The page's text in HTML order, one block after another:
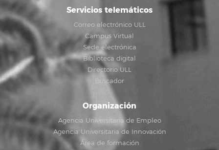
Servicios telemáticos
Correo electrónico ULL
Campus Virtual
Sede electrónica
Biblioteca digital
Directorio ULL
Buscador
Organización
Agencia Universitaria de Empleo
Agencia Universitaria de Innovación
Área de formación